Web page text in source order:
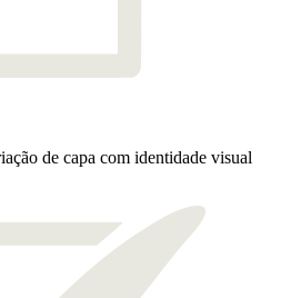
de capa com identidade visual